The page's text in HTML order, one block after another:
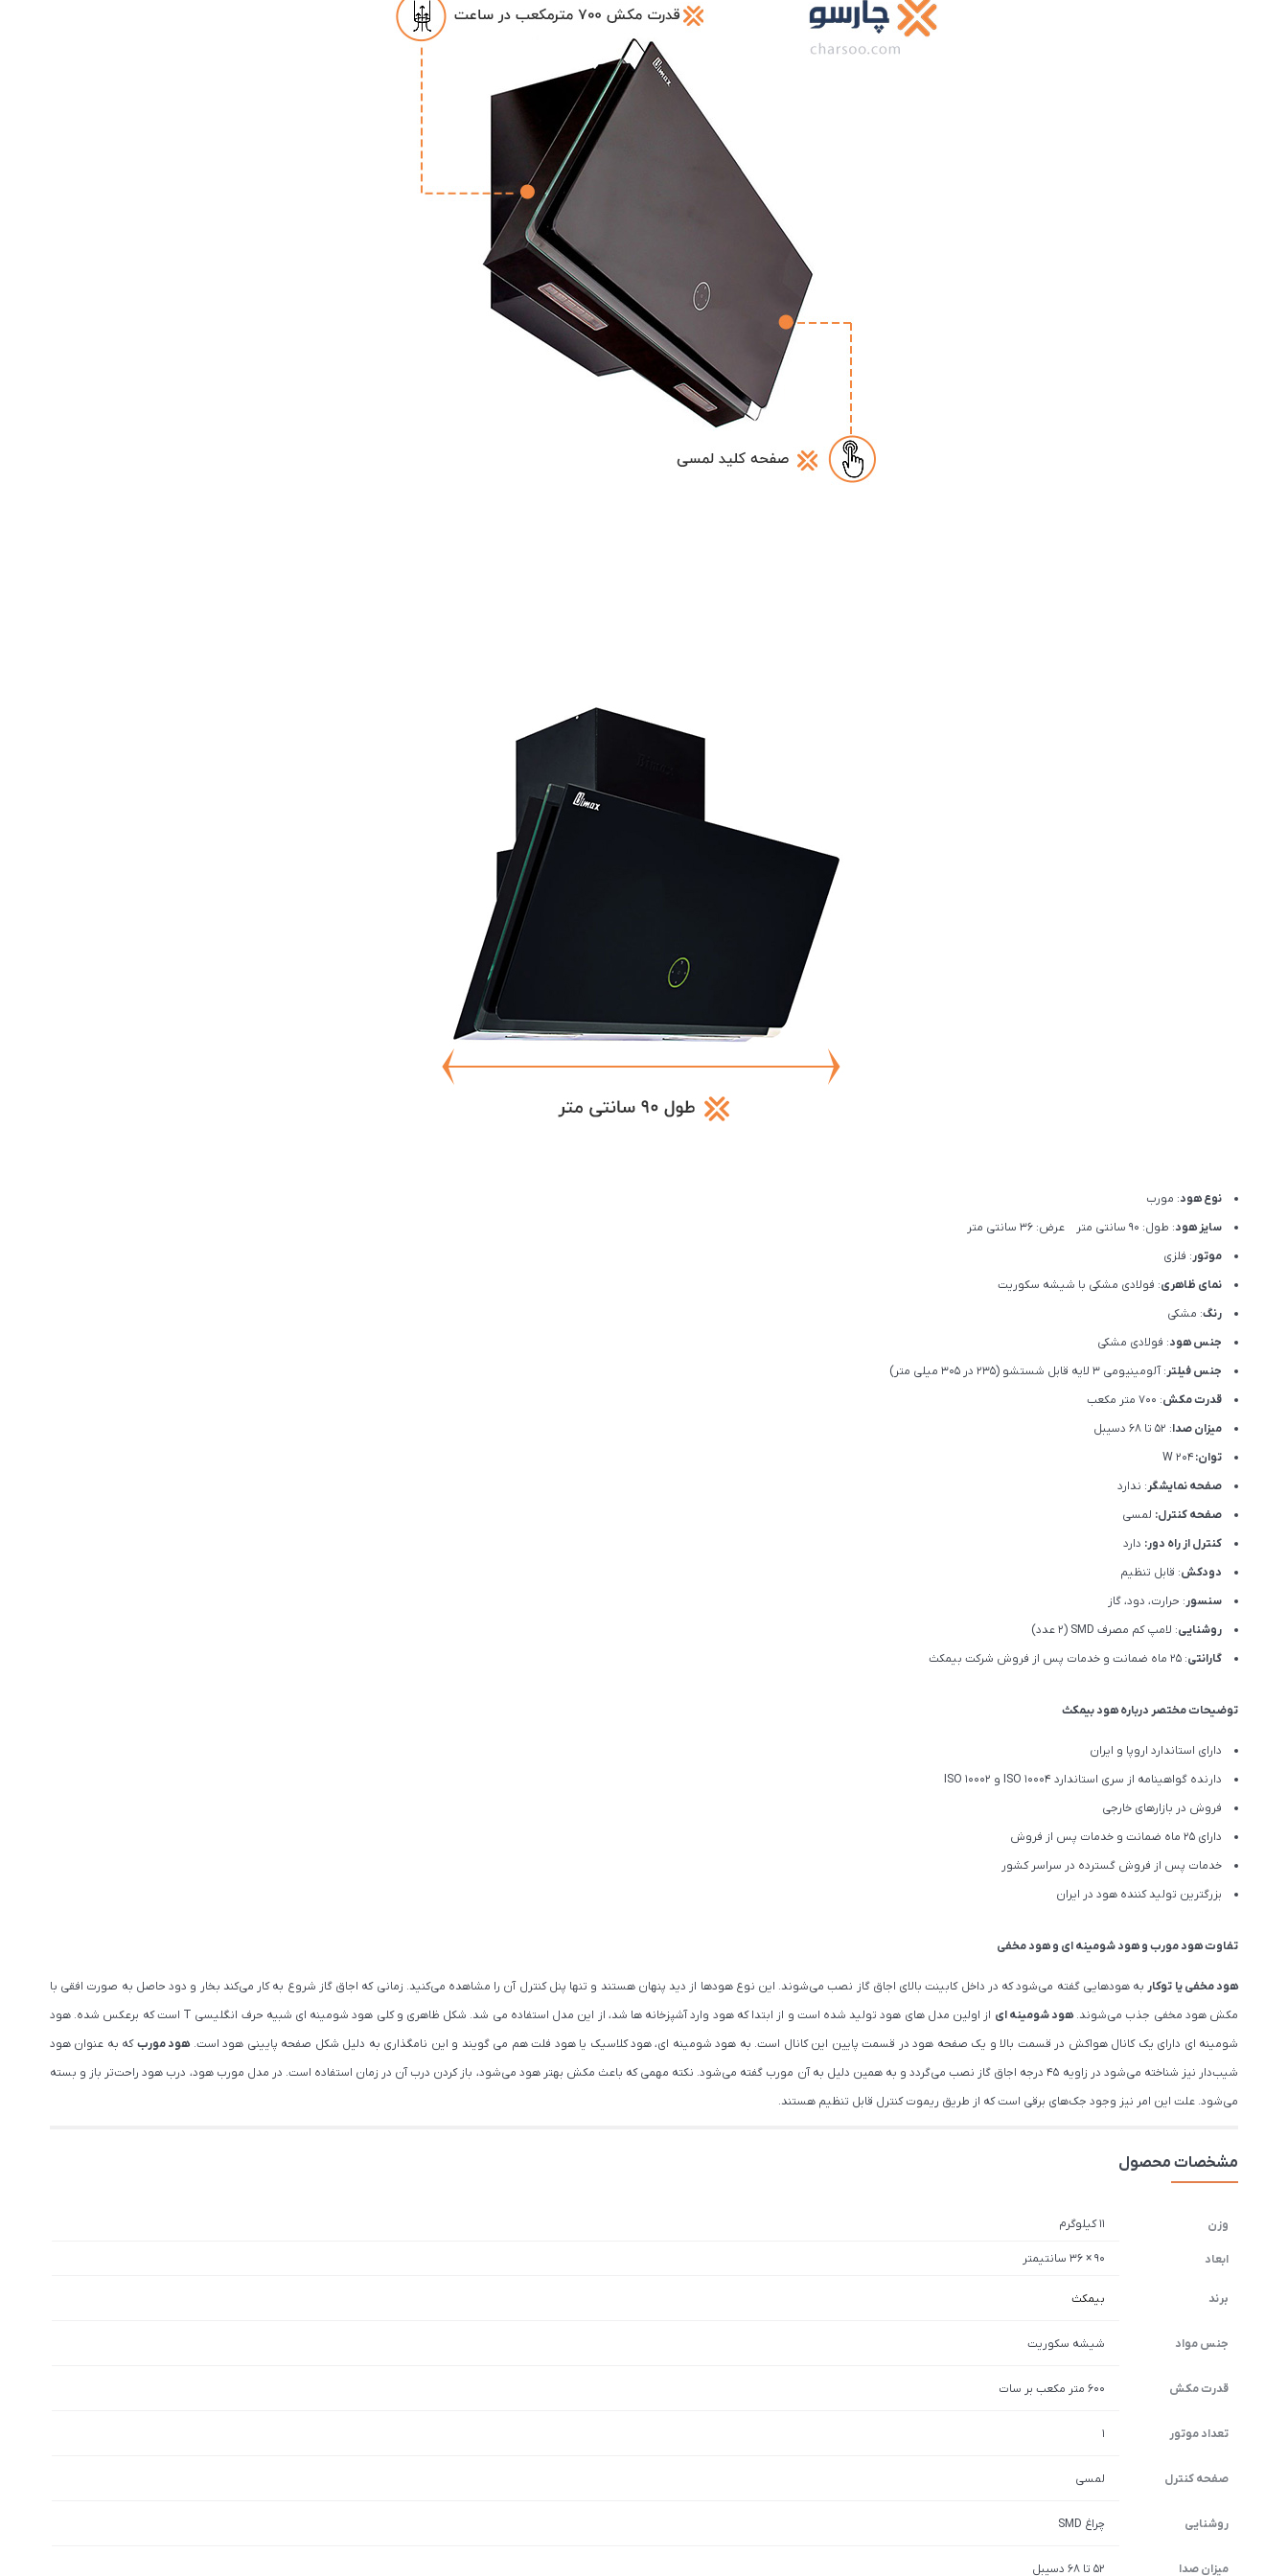
نوع هود: مورب
سایز هود: طول: 90 سانتی متر عرض: 36 سانتی متر
موتور: فلزی
نمای ظاهری: فولادی مشکی با شیشه سکوریت
رنگ: مشکی
جنس هود: فولادی مشکی
جنس فیلتر: آلومینیومی 3 لایه قابل شستشو (235 در 305 میلی متر)
قدرت مکش: 700 متر مکعب
میزان صدا: 52 تا 68 دسیبل
توان:
صفحه نمایشگر: ندارد
صفحه کنترل: لمسی
کنترل از راه دور: دارد
دودکش: قابل تنظیم
سنسور: حرارت، دود، گاز
روشنایی: لامپ کم مصرف SMD (۲ عدد)
گارانتی: 25 ماه ضمانت و خدمات پس از فروش شرکت بیمکث
توضیحات مختصر درباره هود بیمکث
دارای استاندارد اروپا و ایران
دارنده گواهینامه از سری استاندارد ISO 10004 و ISO 10002
فروش در بازارهای خارجی
دارای 25 ماه ضمانت و خدمات پس از فروش
خدمات پس از فروش گسترده در سراسر کشور
بزرگترین تولید کننده هود در ایران
تفاوت هود مورب و هود شومینه ای و هود مخفی
هود مخفی یا توکار به هودهایی گفته می‌شود که در داخل کابینت بالای اجاق گاز نصب می‌شوند. این نوع هودها از دید پنهان هستند و تنها پنل کنترل آن را مشاهده می‌کنید. زمانی که اجاق گاز شروع به کار می‌کند بخار و دود حاصل به صورت افقی با
مکش هود مخفی جذب می‌شوند.هود شومینه ای
از اولین مدل های هود تولید شده است و از ابتدا که هود وارد آشپزخانه ها شد، از این مدل استفاده می شد. شکل ظاهری و کلی هود شومینه ای شبیه حرف انگلیسی T است که برعکس شده. هود
شومینه ای دارای یک کانال هواکش در قسمت بالا و یک صفحه هود در قسمت پایین این کانال است. به هود شومینه ای، هود کلاسیک یا هود فلت هم می گویند و این نامگذاری به دلیل شکل صفحه پایینی هود است.هود موربکه به عنوان هود
شیب‌دار نیز شناخته می‌شود در زاویه ۴۵ درجه اجاق گاز نصب می‌گردد و به همین دلیل به آن مورب گفته می‌شود. نکته مهمی که باعث مکش بهتر هود می‌شود، باز کردن درب آن در زمان استفاده است. در مدل مورب هود، درب هود راحت‌تر باز و بسته
می‌شود. علت این امر نیز وجود جک‌های برقی است که از طریق ریموت کنترل قابل تنظیم هستند.
مشخصات محصول
وزن 11 کیلوگرم
ابعاد 90 × 36 سانتیمتر
برند بیمکث
جنس مواد شیشه سکوریت
قدرت مکش 600 متر مکعب بر سات
تعداد موتور 1
صفحه کنترل لمسی
روشنایی چراغ SMD
میزان صدا 52 تا 68 دسیبل